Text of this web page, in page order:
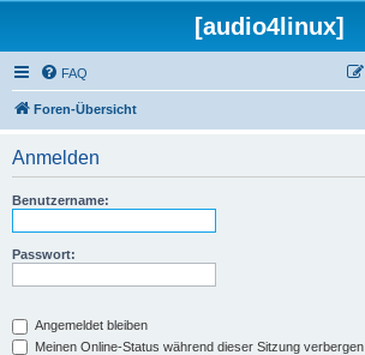
[audio4linux]
FAQ
Foren-Übersicht
Anmelden
Benutzername:
Passwort:
Angemeldet bleiben
Meinen Online-Status während dieser Sitzung verbergen